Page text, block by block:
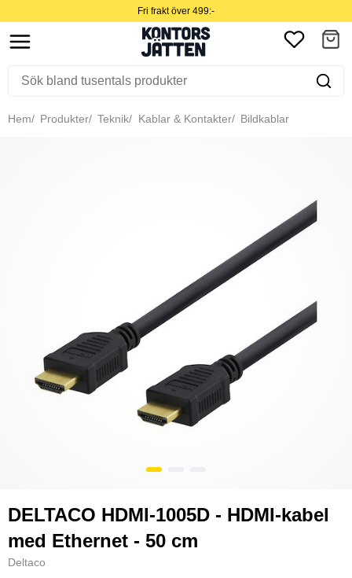
Fri frakt över 499:-
Hem Produkter Teknik Kablar & Kontakter Bildkablar
DELTACO HDMI-1005D - HDMI-kabel
med Ethernet - 50 cm
Deltaco